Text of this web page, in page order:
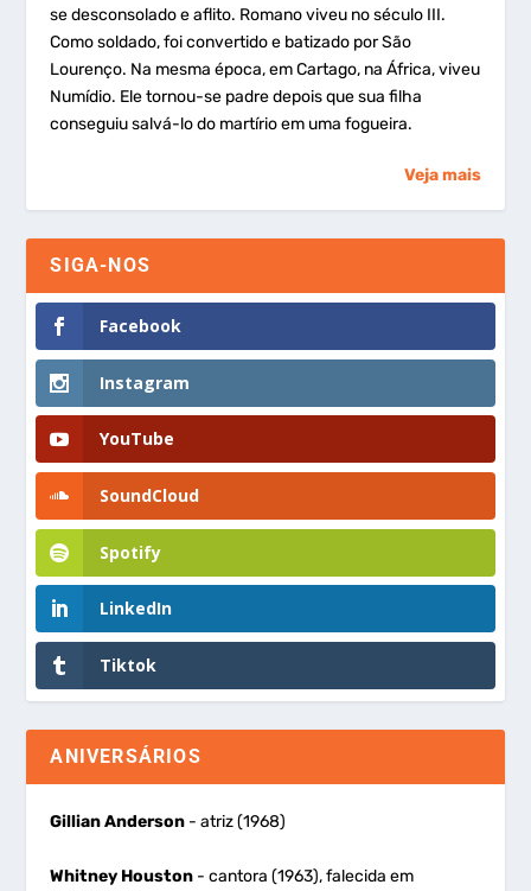
se desconsolado e aflito. Romano viveu no século III.
Como soldado, foi convertido e batizado por São
Lourenço. Na mesma época, em Cartago, na África, viveu
Numídio. Ele tornou-se padre depois que sua filha
conseguiu salvá-lo do martírio em uma fogueira.
Veja mais
SIGA-NOS
Facebook
Instagram
YouTube
SoundCloud
Spotify
LinkedIn
Tiktok
ANIVERSÁRIOS
Gillian Anderson - atriz (1968)
Whitney Houston - cantora (1963), falecida em